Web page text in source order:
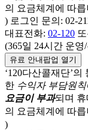
의 요금체계에 따릅
) 로그인 문의: 02-
대표전화: 02-120
(365일 24시간 운영
유료 안내팝업 열기
‘120다산콜재단’
한 수익자 부담원
요금이 부과되며
의 요금체계에 따릅
)